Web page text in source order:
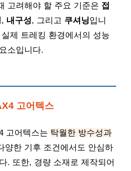
고려해야 할 주요 기준은 접
, 내구성, 그리고 쿠셔닝입니
제 트레킹 환경에서의 성능
소입니다.
고어텍스
고어텍스는 탁월한 방수성과
양한 기후 조건에서도 안심하
. 또한, 경량 소재로 제작되어